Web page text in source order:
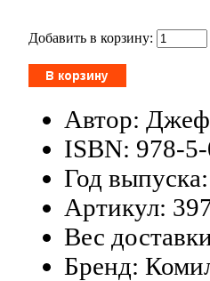
Добавить в корзину:
Автор:
ISBN: 978-
Год
Артикул:
Вес
Бренд: